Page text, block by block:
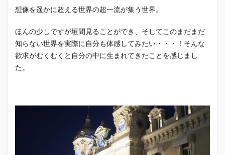
想像を遥かに超える世界の超一流が集う世界。
ほんの少しですが垣間見ることができ、そしてこのまだまだ
知らない世界を実際に自分も体感してみたい・・・！そんな
欲求がむくむくと自分の中に生まれてきたことを感じまし
た。